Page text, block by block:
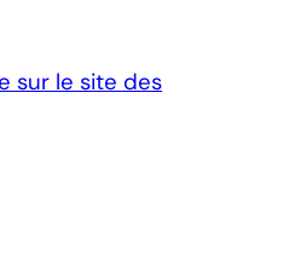
sur le site des